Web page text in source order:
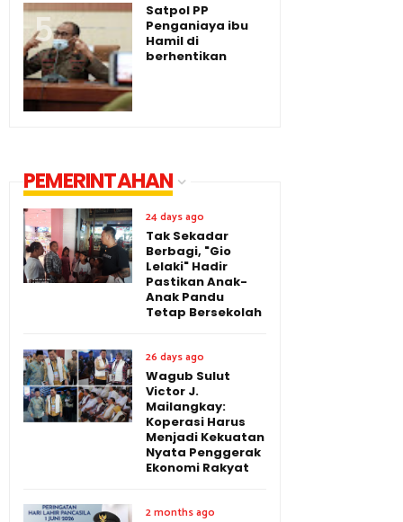
Satpol PP
Penganiaya ibu
Hamil di
berhentikan
PEMERINTAHAN
24 days ago
Tak Sekadar
Berbagi, "Gio
Lelaki" Hadir
Pastikan Anak-
Anak Pandu
Tetap Bersekolah
26 days ago
Wagub Sulut
Victor J.
Mailangkay:
Koperasi Harus
Menjadi Kekuatan
Nyata Penggerak
Ekonomi Rakyat
2 months ago